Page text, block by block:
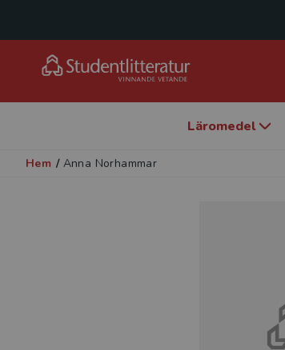
Läromedel
Hem / Anna Norhammar